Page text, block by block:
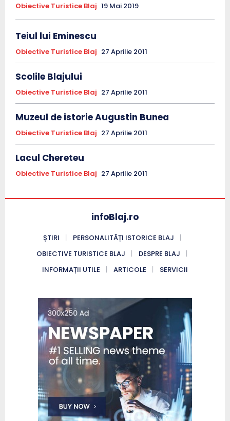
Obiective Turistice Blaj 19 Mai 2019
Teiul lui Eminescu
Obiective Turistice Blaj 27 Aprilie 2011
Scolile Blajului
Obiective Turistice Blaj 27 Aprilie 2011
Muzeul de istorie Augustin Bunea
Obiective Turistice Blaj 27 Aprilie 2011
Lacul Chereteu
Obiective Turistice Blaj 27 Aprilie 2011
infoBlaj.ro
ȘTIRI
PERSONALITĂȚI ISTORICE BLAJ
OBIECTIVE TURISTICE BLAJ
DESPRE BLAJ
INFORMAȚII UTILE
ARTICOLE SERVICII